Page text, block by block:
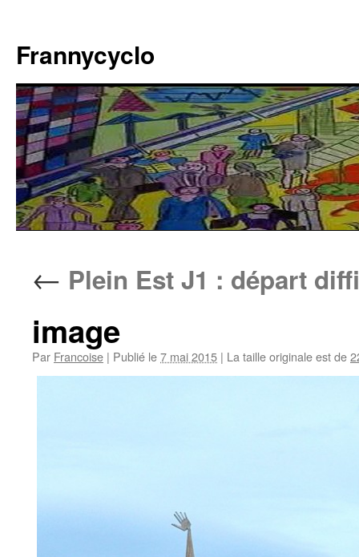
contenu
Frannycyclo
← Plein Est J1 : départ
image
Par Francoise | Publié le7 mai 2015 | La taille originale est de